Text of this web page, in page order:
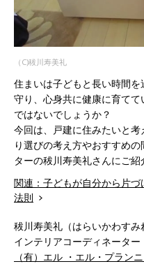
（C)秡川寿美礼
住まいは子どもと長い時間
守り、心身共に健康に育て
ではないでしょうか？
今回は、戸建に住みたいと
り選びの考え方やおすすめの
ターの秡川寿美礼さんにご紹
関連：子どもが自分から片
法則
秡川寿美礼（はらいかわすみ
インテリアコーディネーター
（有）エル ・エル・プラン